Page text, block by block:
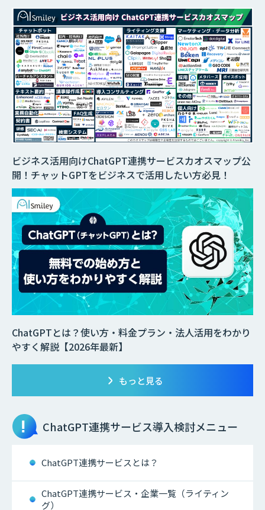
ChatGPTとは？使い方・料金プラン・法人活用をわかり
やすく解説【2026年最新】
ビジネス活用向けChatGPT連携サービスカオスマップ公
開！チャットGPTをビジネスで活用したい方必見！
もっと見る
ChatGPT連携サービス導入検討メニュー
ChatGPT連携サービスとは？
ChatGPT連携サービス・企業一覧（ライティン
グ）